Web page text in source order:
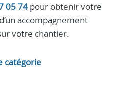
05 74 pour obtenir votre
accompagnement
votre chantier.
catégorie